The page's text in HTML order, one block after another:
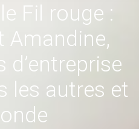
Fil rouge :
Amandine,
d’entreprise
les autres et